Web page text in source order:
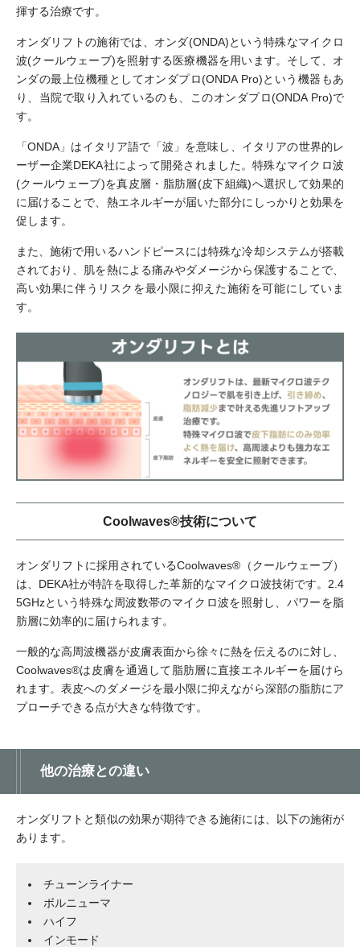
揮する治療です。
オンダリフトの施術では、オンダ(ONDA)という特殊なマイクロ
波(クールウェーブ)を照射する医療機器を用います。そして、オ
ンダの最上位機種としてオンダプロ(ONDA Pro)という機器もあ
り、当院で取り入れているのも、このオンダプロ(ONDA Pro)で
す。
「ONDA」はイタリア語で「波」を意味し、イタリアの世界的レ
ーザー企業DEKA社によって開発されました。特殊なマイクロ波
(クールウェーブ)を真皮層・脂肪層(皮下組織)へ選択して効果的
に届けることで、熱エネルギーが届いた部分にしっかりと効果を
促します。
また、施術で用いるハンドピースには特殊な冷却システムが搭載
されており、肌を熱による痛みやダメージから保護することで、
高い効果に伴うリスクを最小限に抑えた施術を可能にしていま
す。
Coolwaves®技術について
オンダリフトに採用されているCoolwaves®（クールウェーブ）
は、DEKA社が特許を取得した革新的なマイクロ波技術です。2.4
5GHzという特殊な周波数帯のマイクロ波を照射し、パワーを脂
肪層に効率的に届けられます。
一般的な高周波機器が皮膚表面から徐々に熱を伝えるのに対し、
Coolwaves®は皮膚を通過して脂肪層に直接エネルギーを届けら
れます。表皮へのダメージを最小限に抑えながら深部の脂肪にア
プローチできる点が大きな特徴です。
他の治療との違い
オンダリフトと類似の効果が期待できる施術には、以下の施術が
あります。
チューンライナー
ボルニューマ
ハイフ
インモード